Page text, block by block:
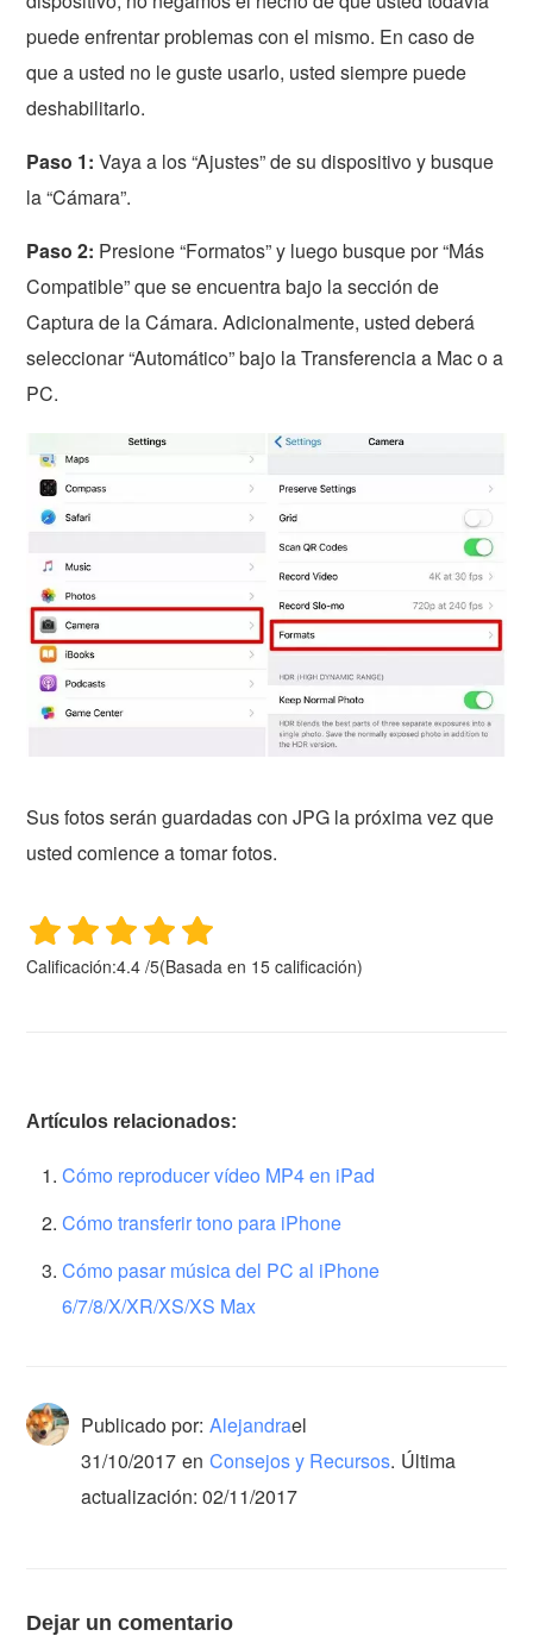
puede enfrentar problemas con el mismo. En caso de
que a usted no le guste usarlo, usted siempre puede
deshabilitarlo.
Paso 1: Vaya a los “Ajustes” de su dispositivo y busque
la “Cámara”.
Paso 2: Presione “Formatos” y luego busque por “Más
Compatible” que se encuentra bajo la sección de
Captura de la Cámara. Adicionalmente, usted deberá
seleccionar “Automático” bajo la Transferencia a Mac o a
PC.
Sus fotos serán guardadas con JPG la próxima vez que
usted comience a tomar fotos.
Calificación:4.4 /5(Basada en 15 calificación)
Artículos relacionados:
Cómo reproducer vídeo MP4 en iPad
Cómo transferir tono para iPhone
Cómo pasar música del PC al iPhone
6/7/8/X/XR/XS/XS Max
Publicado por: Alejandrael
31/10/2017 en Consejos y Recursos. Última
actualización: 02/11/2017
Dejar un comentario